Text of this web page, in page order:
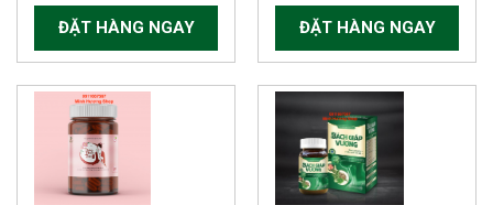
ĐẶT HÀNG NGAY ĐẶT HÀNG NGAY